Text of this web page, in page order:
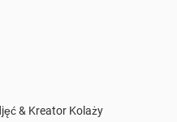
& Kreator Kolaży